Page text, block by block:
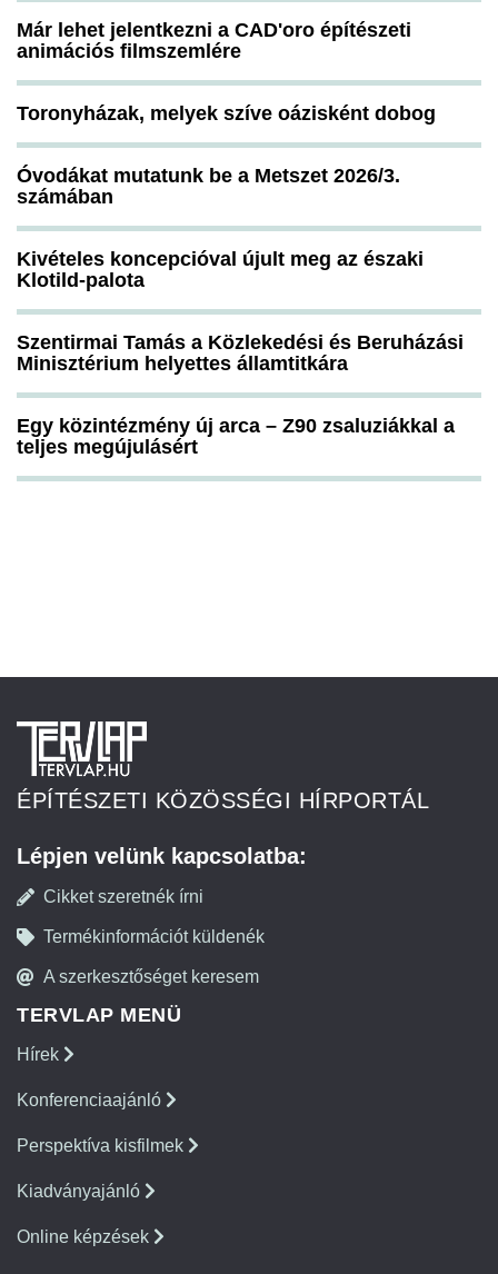
Már lehet jelentkezni a CAD'oro építészeti
animációs filmszemlére
Toronyházak, melyek szíve oázisként dobog
Óvodákat mutatunk be a Metszet 2026/3.
számában
Kivételes koncepcióval újult meg az északi
Klotild-palota
Szentirmai Tamás a Közlekedési és Beruházási
Minisztérium helyettes államtitkára
Egy közintézmény új arca – Z90 zsaluziákkal a
teljes megújulásért
ÉPÍTÉSZETI KÖZÖSSÉGI HÍRPORTÁL
Lépjen velünk kapcsolatba:
Cikket szeretnék írni
Termékinformációt küldenék
A szerkesztőséget keresem
TERVLAP MENÜ
Hírek
Konferenciaajánló
Perspektíva kisfilmek
Kiadványajánló
Online képzések